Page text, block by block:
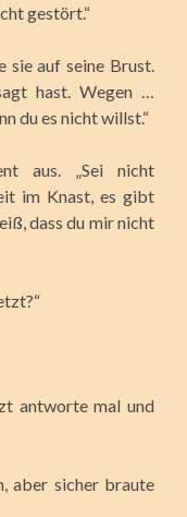
gestört.“
auf seine Brust.
hast. Wegen …
du es nicht willst.“
aus. „Sei nicht
im Knast, es gibt
dass du mir nicht
antworte mal und
aber sicher braute